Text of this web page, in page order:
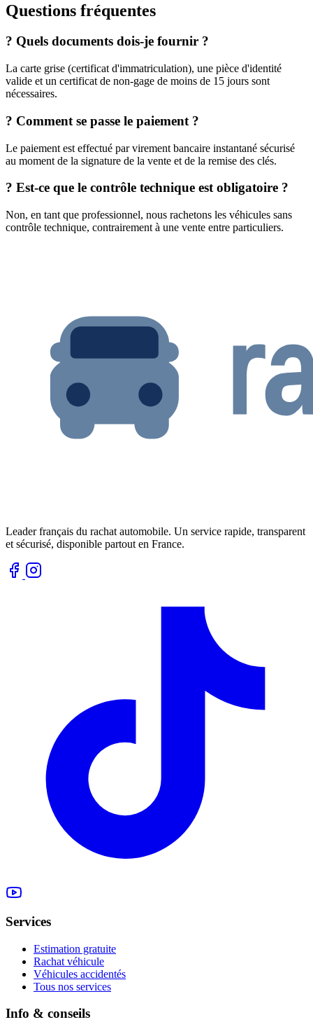
Questions fréquentes
? Quels documents dois-je fournir ?
La carte grise (certificat d'immatriculation), une pièce d'identité
valide et un certificat de non-gage de moins de 15 jours sont
nécessaires.
? Comment se passe le paiement ?
Le paiement est effectué par virement bancaire instantané sécurisé
au moment de la signature de la vente et de la remise des clés.
? Est-ce que le contrôle technique est obligatoire ?
Non, en tant que professionnel, nous rachetons les véhicules sans
contrôle technique, contrairement à une vente entre particuliers.
Leader français du rachat automobile. Un service rapide, transparent
et sécurisé, disponible partout en France.
Services
Estimation gratuite
Rachat véhicule
Véhicules accidentés
Tous nos services
Info & conseils